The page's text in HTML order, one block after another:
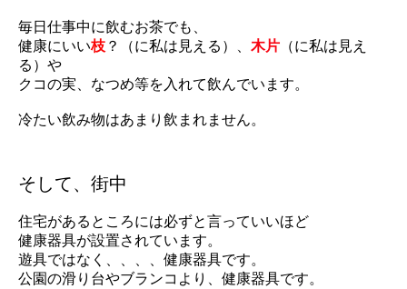
毎日仕事中に飲むお茶でも、
健康にいい枝 ？（に私は見える）、 木片 （に私は見え
る）や
クコの実、なつめ等を入れて飲んでいます。
冷たい飲み物はあまり飲まれません。
そして、街中
住宅があるところには必ずと言っていいほど
健康器具が設置されています。
遊具ではなく、、、、健康器具です。
公園の滑り台やブランコより、健康器具です。